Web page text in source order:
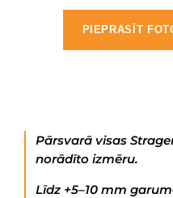
PIEPRASĪT
Pārsvarā visas
norādīto izmēru.
Līdz +5–10 mm